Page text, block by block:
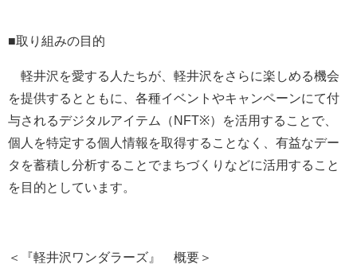
■取り組みの目的
軽井沢を愛する人たちが、軽井沢をさらに楽しめる機会
を提供するとともに、各種イベントやキャンペーンにて付
与されるデジタルアイテム（NFT※）を活用することで、
個人を特定する個人情報を取得することなく、有益なデー
タを蓄積し分析することでまちづくりなどに活用すること
を目的としています。
＜『軽井沢ワンダラーズ』 概要＞